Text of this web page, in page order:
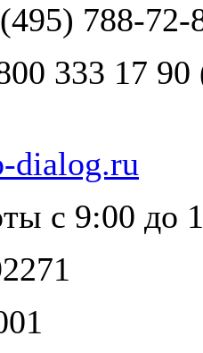
788-72-
333 17 90
dialog.ru
с 9:00 до